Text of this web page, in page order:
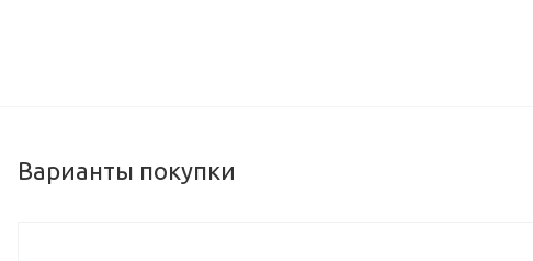
Варианты покупки